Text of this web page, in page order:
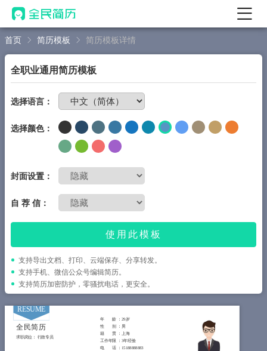
首页
AI 简历工具
AI 优化简历
AI 翻译简历
AI 诊断简历
AI 模拟面试
面试自我介绍
简历教程
登录 / 注册
首页 简历模板 简历模板详情
全职业通用简历模板
选择语言：
选择颜色：
封面设置：
自 荐 信：
使用此模板
支持导出文档、打印、云端保存、分享转发。
支持手机、微信公众号编辑简历。
支持简历加密防护，零骚扰电话，更安全。
RESUME
全民简历
求职岗位： 行政专员
年 龄 ： 29岁
性 别 ： 男
籍 贯 ：
上海
工作年限 ： 3年经验
电 话 ： 15188888883